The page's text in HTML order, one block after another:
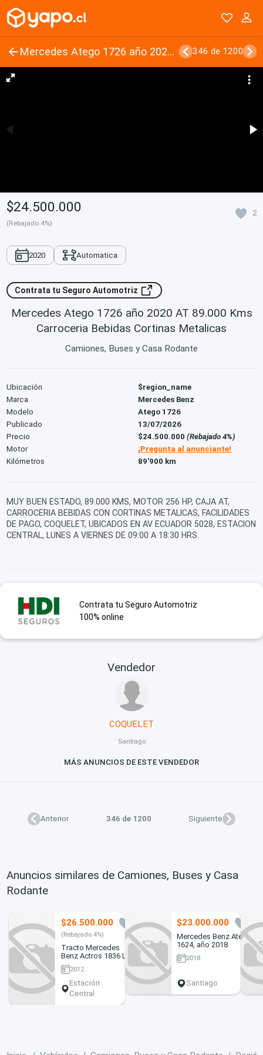
Mercedes Atego 1726 año 2020 AT 89.000 Kms Carroceria Bebidas Cortinas Metalicas 346 de 1200
$24.500.000
(Rebajado 4%)
2
2020 Automatica
Contrata tu Seguro Automotriz
Mercedes Atego 1726 año 2020 AT 89.000 Kms
Carroceria Bebidas Cortinas Metalicas
Camiones, Buses y Casa Rodante
Ubicación
$region_name
Marca
Mercedes Benz
Modelo
Atego 1726
Publicado
13/07/2026
Precio
$24.500.000 (Rebajado 4%)
Motor
¡Pregunta al anunciante!
Kilómetros
89'900 km
MUY BUEN ESTADO, 89.000 KMS, MOTOR 256 HP, CAJA AT,
CARROCERIA BEBIDAS CON CORTINAS METALICAS, FACILIDADES
DE PAGO, COQUELET, UBICADOS EN AV ECUADOR 5028, ESTACION
CENTRAL, LUNES A VIERNES DE 09:00 A 18:30 HRS.
Contrata tu Seguro Automotriz
100% online
Vendedor
COQUELET
Santiago
MÁS ANUNCIOS DE ESTE VENDEDOR
Anterior 346 de 1200 Siguiente
Anuncios similares de Camiones, Buses y Casa
Rodante
$26.500.000 2
(Rebajado 4%)
Tracto Mercedes
Benz Actros 1836 Ls
año 2012 AT 4X2
562.000 KMS LITERA
2012
Estación
Central
$23.000.000
1
Mercedes Benz Atego
1624, año 2018
2018
Santiago